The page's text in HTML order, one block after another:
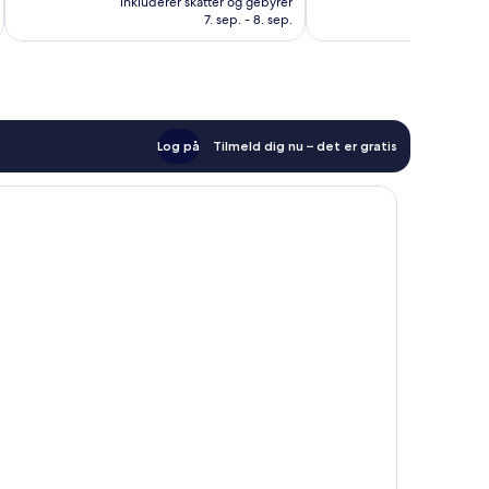
anmeldelser
650 kr.
7. sep. - 8. sep.
anmeldelser
Log på Tilmeld dig nu – det er gratis